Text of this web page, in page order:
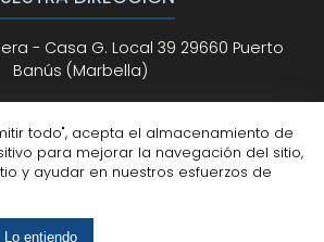
- Casa G. Local 39 29660 Puerto
Banús (Marbella)
reservados© ksmarbella.com |
de Cookies
todo", acepta el almacenamiento de
para mejorar la navegación del sitio,
y ayudar en nuestros esfuerzos de
Lo entiendo